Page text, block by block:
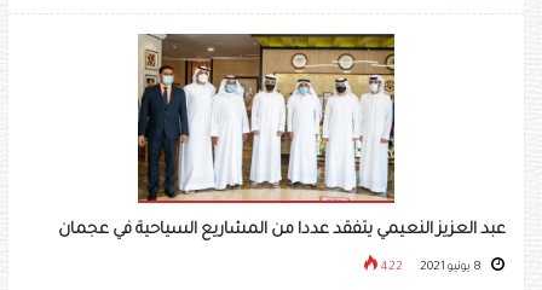
عبد العزيز النعيمي يتفقد عددا من المشاريع السياحية في عجمان
422